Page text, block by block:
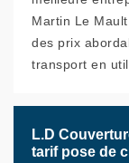
Martin Le
des prix
transport en
L.D
tarif pose de